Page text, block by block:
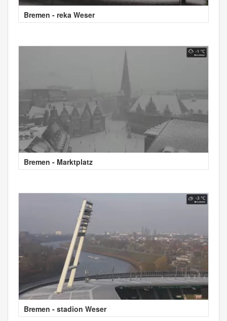
Bremen - reka Weser
Bremen - Marktplatz
Bremen - stadion Weser